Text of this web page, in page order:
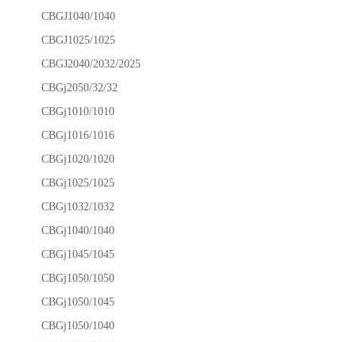
CBGJ1040/1040
CBGJ1025/1025
CBGJ2040/2032/2025
CBGj2050/32/32
CBGj1010/1010
CBGj1016/1016
CBGj1020/1020
CBGj1025/1025
CBGj1032/1032
CBGj1040/1040
CBGj1045/1045
CBGj1050/1050
CBGj1050/1045
CBGj1050/1040